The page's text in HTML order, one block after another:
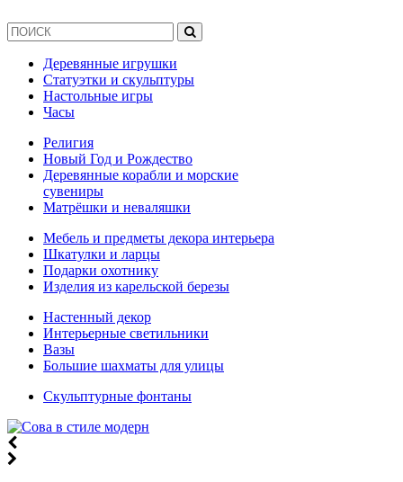
Деревянные игрушки
Статуэтки и скульптуры
Настольные игры
Часы
Религия
Новый Год и Рождество
Деревянные корабли и морские
сувениры
Матрёшки и неваляшки
Мебель и предметы декора интерьера
Шкатулки и ларцы
Подарки охотнику
Изделия из карельской березы
Настенный декор
Интерьерные светильники
Вазы
Большие шахматы для улицы
Скульптурные фонтаны